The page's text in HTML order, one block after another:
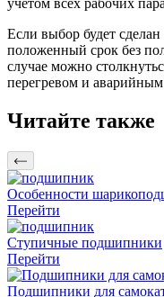
учетом всех рабочих
Если выбор будет
положенный срок без
случае можно
перегревом и
Читайте также
Особенности
Перейти
Ступичные подшипники
Перейти
Подшипники для